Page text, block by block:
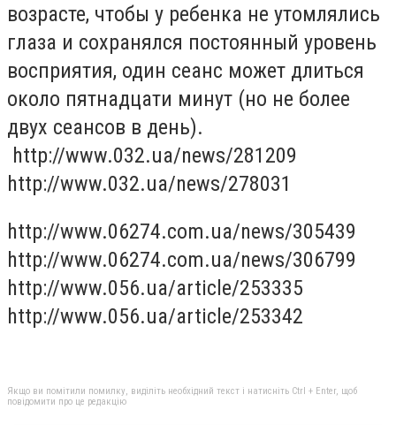
возрасте, чтобы у ребенка не утомлялись
глаза и сохранялся постоянный уровень
восприятия, один сеанс может длиться
около пятнадцати минут (но не более
двух сеансов в день).
http://www.032.ua/news/281209
http://www.032.ua/news/278031
http://www.06274.com.ua/news/305439
http://www.06274.com.ua/news/306799
http://www.056.ua/article/253335
http://www.056.ua/article/253342
Якщо ви помітили помилку, виділіть необхідний текст і натисніть Ctrl + Enter, щоб
повідомити про це редакцію